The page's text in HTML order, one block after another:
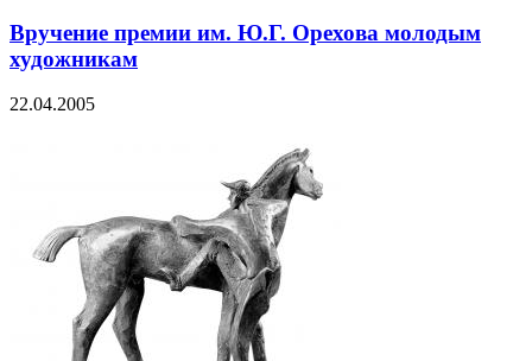
Вручение премии им. Ю.Г. Орехова молодым
художникам
22.04.2005